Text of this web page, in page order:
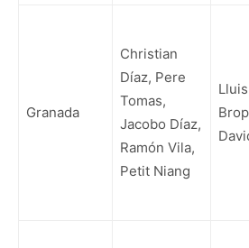
Granada
Christian
Díaz, Pere
Tomas,
Jacobo Díaz,
Ramón Vila,
Petit Niang